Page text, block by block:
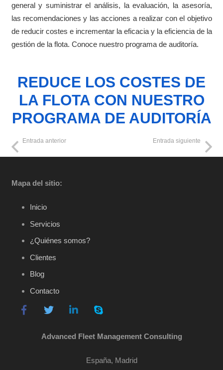
general y suministrar el análisis, la evaluación, la asesoría,
las recomendaciones y las acciones a realizar con el objetivo
de reducir costes e incrementar la eficacia y la eficiencia de la
gestión de la flota. Conoce nuestro programa de auditoría.
REDUCE LOS COSTES DE
LA FLOTA CON NUESTRO
PROGRAMA DE AUDITORÍA
Entrada anterior Entrada siguiente
Mapa del sitio:
Inicio
Servicios
¿Quiénes somos?
Clientes
Blog
Contacto
Advanced Fleet Management Consulting
España, Madrid